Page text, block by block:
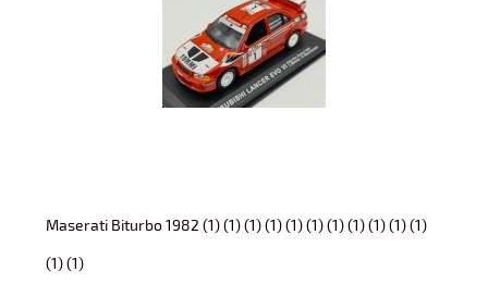
Maserati Biturbo 1982 (1) (1) (1) (1) (1) (1) (1) (1) (1) (1) (1)
(1) (1)